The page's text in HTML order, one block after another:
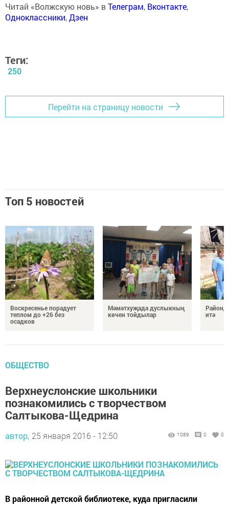
Читай «Волжскую новь» вТелеграм, Вконтакте,
Одноклассники,Дзен
Теги:
250
Перейти на страницу новости
Топ 5 новостей
Воскресенье порадует
теплом до +26 без
осадков
Мәмәтхуҗада дуслыкның
көчен тойдылар
итә
ОБЩЕСТВО
Верхнеуслонские школьники
познакомились с творчеством
Салтыкова-Щедрина
автор, 25 января 2016 - 12:50 1089 0 0
В районной детской библиотеке, куда пригласили